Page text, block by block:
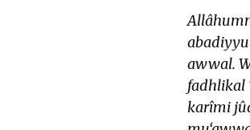
awwal.
fadhlikal
karîmi